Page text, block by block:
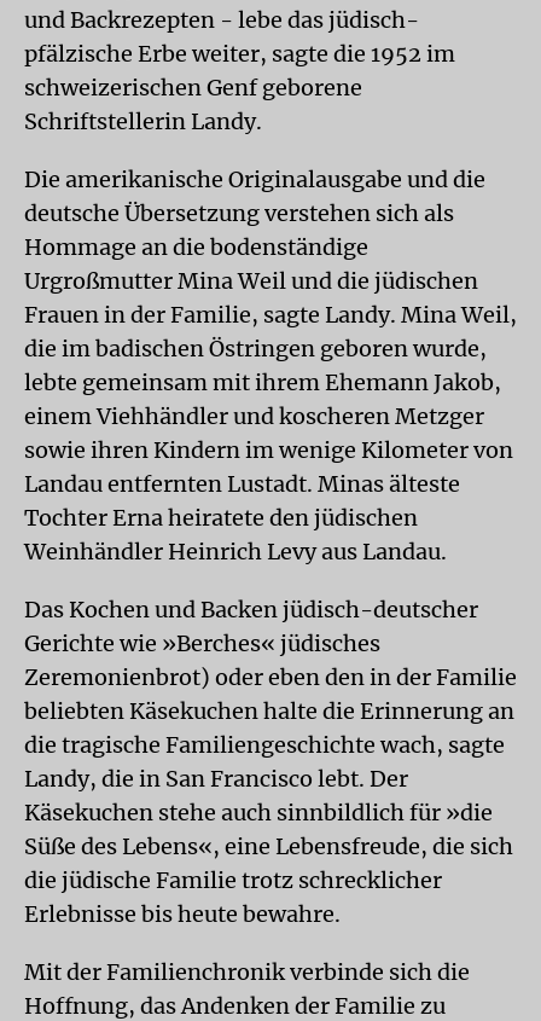
und Backrezepten - lebe das jüdisch-
pfälzische Erbe weiter, sagte die 1952 im
schweizerischen Genf geborene
Schriftstellerin Landy.
Die amerikanische Originalausgabe und die
deutsche Übersetzung verstehen sich als
Hommage an die bodenständige
Urgroßmutter Mina Weil und die jüdischen
Frauen in der Familie, sagte Landy. Mina Weil,
die im badischen Östringen geboren wurde,
lebte gemeinsam mit ihrem Ehemann Jakob,
einem Viehhändler und koscheren Metzger
sowie ihren Kindern im wenige Kilometer von
Landau entfernten Lustadt. Minas älteste
Tochter Erna heiratete den jüdischen
Weinhändler Heinrich Levy aus Landau.
Das Kochen und Backen jüdisch-deutscher
Gerichte wie »Berches« jüdisches
Zeremonienbrot) oder eben den in der Familie
beliebten Käsekuchen halte die Erinnerung an
die tragische Familiengeschichte wach, sagte
Landy, die in San Francisco lebt. Der
Käsekuchen stehe auch sinnbildlich für »die
Süße des Lebens«, eine Lebensfreude, die sich
die jüdische Familie trotz schrecklicher
Erlebnisse bis heute bewahre.
Mit der Familienchronik verbinde sich die
Hoffnung, das Andenken der Familie zu